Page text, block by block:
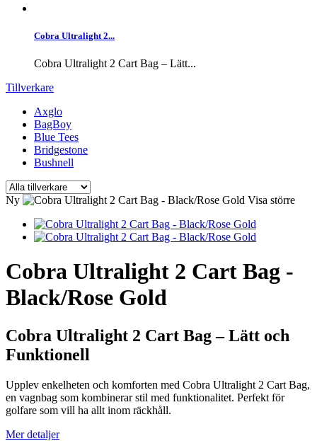
Cobra Ultralight 2...
Cobra Ultralight 2 Cart Bag – Lätt...
Tillverkare
Axglo
BagBoy
Blue Tees
Bridgestone
Bushnell
Ny Visa större
Cobra Ultralight 2 Cart Bag -
Black/Rose Gold
Cobra Ultralight 2 Cart Bag – Lätt och
Funktionell
Upplev enkelheten och komforten med Cobra Ultralight 2 Cart Bag,
en vagnbag som kombinerar stil med funktionalitet. Perfekt för
golfare som vill ha allt inom räckhåll.
Mer detaljer